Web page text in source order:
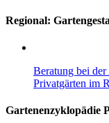
Regional:
Beratung bei
Privatgärten im
Gartenenzyklopädie